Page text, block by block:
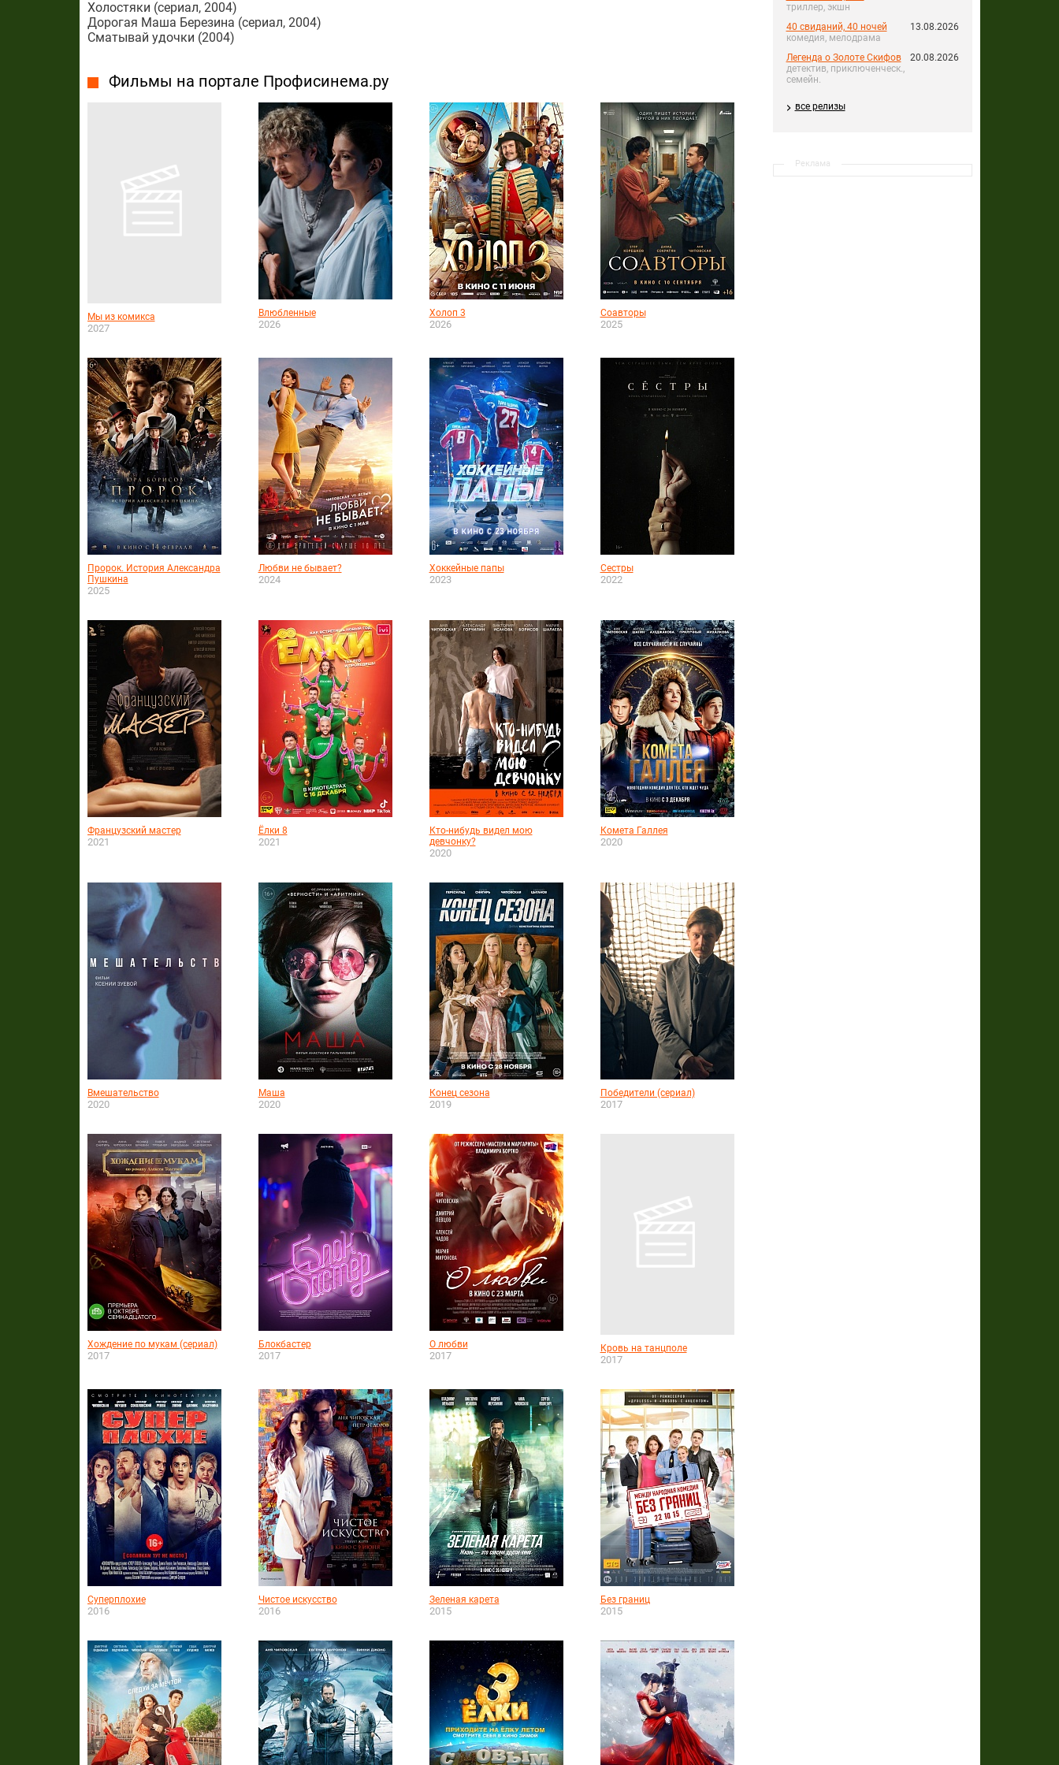
триллер, экшн
40 свиданий, 40 ночей
комедия, мелодрама
13.08.2026
Легенда о Золоте Скифов
детектив, приключенческ.,
семейн.
20.08.2026
все релизы
Реклама
Холостяки (сериал, 2004)
Дорогая Маша Березина (сериал, 2004)
Сматывай удочки (2004)
Фильмы на портале Профисинема.ру
Мы из комикса
2027
Влюбленные
2026
Холоп 3
2026
Соавторы
2025
Пророк. История Александра
Пушкина
2025
Любви не бывает?
2024
Хоккейные папы
2023
Сестры
2022
Французский мастер
2021
Ёлки 8
2021
Кто-нибудь видел мою
девчонку?
2020
Комета Галлея
2020
Вмешательство
2020
Маша
2020
Конец сезона
2019
Победители (сериал)
2017
Хождение по мукам (сериал)
2017
Блокбастер
2017
О любви
2017
Кровь на танцполе
2017
Суперплохие
2016
Чистое искусство
2016
Зеленая карета
2015
Без границ
2015